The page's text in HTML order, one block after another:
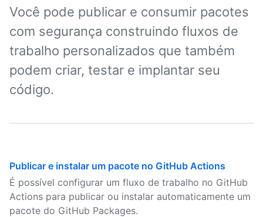
Você pode publicar e consumir pacotes
com segurança construindo fluxos de
trabalho personalizados que também
podem criar, testar e implantar seu
código.
Publicar e instalar um pacote no GitHub Actions
É possível configurar um fluxo de trabalho no GitHub
Actions para publicar ou instalar automaticamente um
pacote do GitHub Packages.